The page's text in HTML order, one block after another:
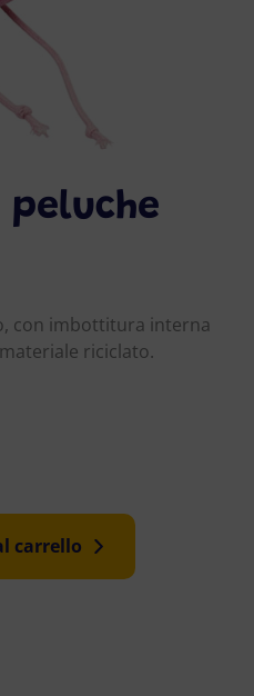
con imbottitura interna
riciclato.
carrello